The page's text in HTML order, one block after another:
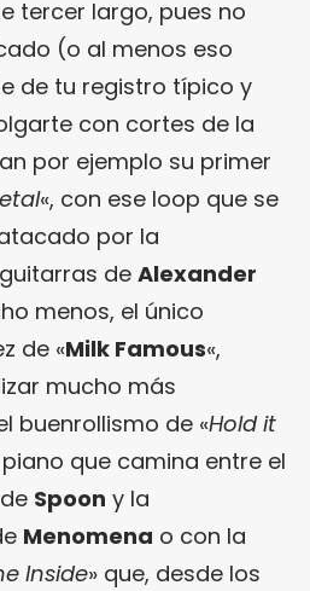
tercer largo, pues no
(o al menos eso
de tu registro típico y
con cortes de la
por ejemplo su primer
«, con ese loop que se
por la
de Alexander
menos, el único
de «Milk Famous«,
mucho más
buenrollismo de «Hold it
piano que camina entre el
Spoon y la
Menomena o con la
Inside» que, desde los